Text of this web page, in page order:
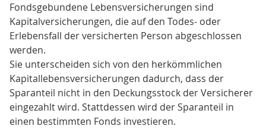
Fondsgebundene Lebensversicherungen sind
Kapitalversicherungen, die auf den Todes- oder
Erlebensfall der versicherten Person abgeschlossen
werden.
Sie unterscheiden sich von den herkömmlichen
Kapitallebensversicherungen dadurch, dass der
Sparanteil nicht in den Deckungsstock der Versicherer
eingezahlt wird. Stattdessen wird der Sparanteil in
einen bestimmten Fonds investieren.